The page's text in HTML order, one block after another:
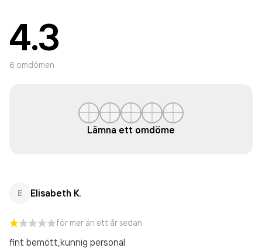
4.3
6 omdömen
Lämna ett omdöme
E Elisabeth K.
för mer än ett år sedan
fint bemött,kunnig personal